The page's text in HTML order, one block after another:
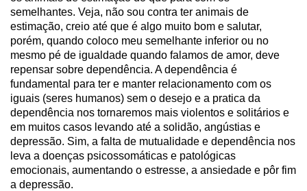
semelhantes. Veja, não sou contra ter animais de
estimação, creio até que é algo muito bom e salutar,
porém, quando coloco meu semelhante inferior ou no
mesmo pé de igualdade quando falamos de amor, deve
repensar sobre dependência. A dependência é
fundamental para ter e manter relacionamento com os
iguais (seres humanos) sem o desejo e a pratica da
dependência nos tornaremos mais violentos e solitários e
em muitos casos levando até a solidão, angústias e
depressão. Sim, a falta de mutualidade e dependência nos
leva a doenças psicossomáticas e patológicas
emocionais, aumentando o estresse, a ansiedade e pôr fim
a depressão.